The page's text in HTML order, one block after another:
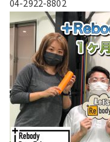
04-2922-8802